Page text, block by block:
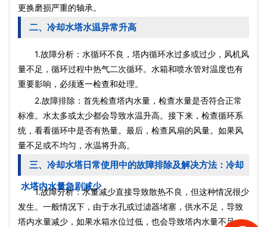
更换磨损严重的轴承。
二、冷却水塔水温异常升高
1.故障分析：水循环不良，塔内循环水过多或过少，风机风
量不足，循环过程中热气二次循环。水箱和喷水管对温度也有
重要影响，必须逐一检查和处理。
2.故障排除：首先检查塔内水量，检查水量是否符合正常
标准。水太多或太少都会导致水温升高。接下来，检查循环系
统，看看循环中是否有热量。最后，检查风扇的风量。如果风
量不足或不均匀，水温将升高。
三、冷却水塔日常使用中的故障排除及解决方法：冷却
水塔内水量急剧减少
1.故障分析：水量减少直接导致散热不良，但这种情况很少
发生。一般情况下，由于水孔或过滤器堵塞，供水不足，导致
塔内水量减少，如果水箱水位过低，也会导致塔内水量不足。